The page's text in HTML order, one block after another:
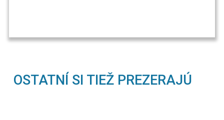
OSTATNÍ SI TIEŽ PREZERAJÚ